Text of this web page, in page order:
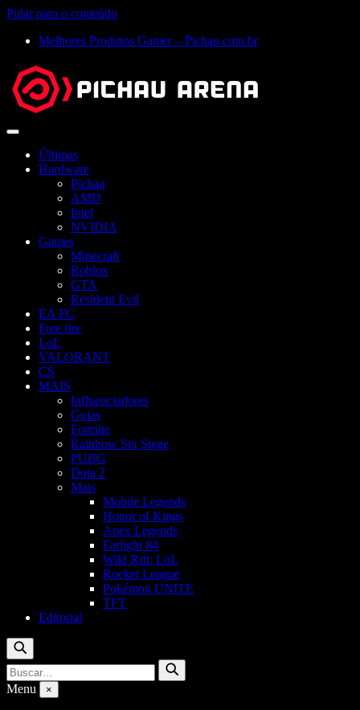
Pular para o conteúdo
Melhores Produtos Gamer – Pichau.com.br
Abrir
Últimas
Hardware
Pichau
AMD
Intel
NVIDIA
Games
Minecraft
Roblox
GTA
Resident Evil
EA FC
Free fire
LoL
VALORANT
CS
MAIS
Influenciadores
Guias
Fortnite
Rainbow Six Siege
PUBG
Dota 2
Mais
Mobile Legends
Honor of Kings
Apex Legends
Farlight 84
Wild Rift: LoL
Rocket League
Pokémon UNITE
TFT
Editorial
Buscar
Buscar
por:
Buscar
Menu ×